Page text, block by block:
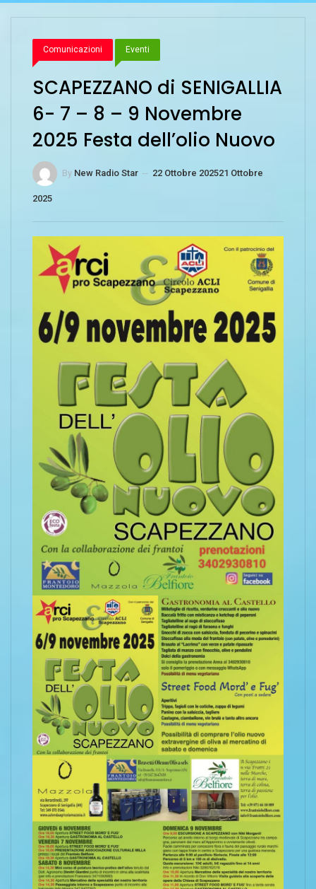
Comunicazioni Eventi
SCAPEZZANO di SENIGALLIA
6- 7 – 8 – 9 Novembre
2025 Festa dell’olio Nuovo
By New Radio Star -- 22 Ottobre 202521 Ottobre
2025